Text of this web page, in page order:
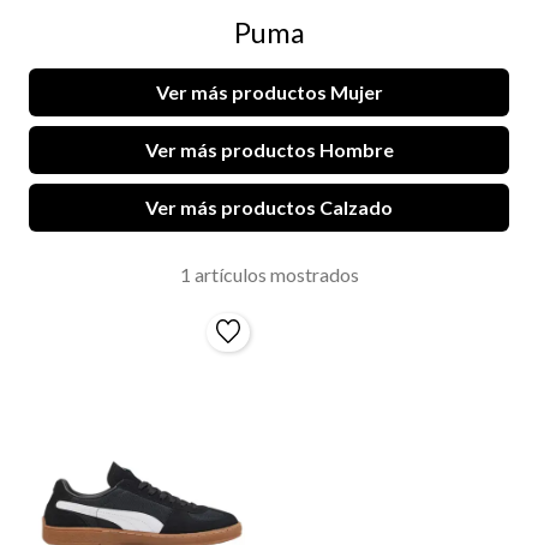
Puma
Ver más productos Mujer
Ver más productos Hombre
Ver más productos Calzado
1 artículos mostrados